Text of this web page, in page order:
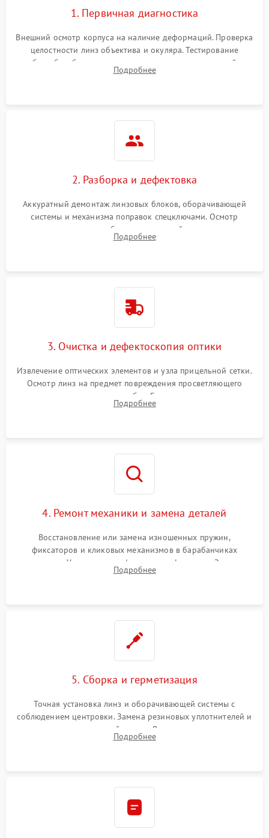
1. Первичная диагностика
Внешний осмотр корпуса на наличие деформаций. Проверка
целостности линз объектива и окуляра. Тестирование
работы барабанчиков ввода поправок, кольца отстройки
параллакса и зума. Выявление сколов, внутренних
Подробнее
2. Разборка и дефектовка
Аккуратный демонтаж линзовых блоков, оборачивающей
системы и механизма поправок спецключами. Осмотр
внутренних резьбовых соединений, пружин и
уплотнительных колец. Поиск причин люфта, смещения
Подробнее
3. Очистка и дефектоскопия оптики
Извлечение оптических элементов и узла прицельной сетки.
Осмотр линз на предмет повреждения просветляющего
покрытия или появления грибка. Бережная очистка стекол
спецрастворами. Проверка целостности гравированной
Подробнее
4. Ремонт механики и замена деталей
Восстановление или замена изношенных пружин,
фиксаторов и кликовых механизмов в барабанчиках
поправок. Устранение люфтов в трансфокаторе. Замена
поврежденных линз, разбитой сетки или восстановление
Подробнее
5. Сборка и герметизация
Точная установка линз и оборачивающей системы с
соблюдением центровки. Замена резиновых уплотнителей и
нанесение влагозащитной смазки. Вакуумирование корпуса
и заполнение его осушенным азотом или аргоном для
Подробнее